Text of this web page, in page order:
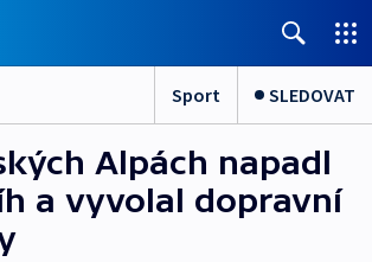
Sport SLEDOVAT
Alpách napadl
a vyvolal dopravní